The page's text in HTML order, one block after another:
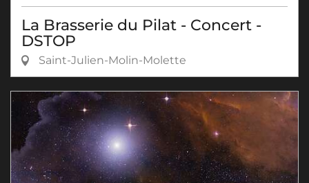
La Brasserie du Pilat - Concert -
DSTOP
Saint-Julien-Molin-Molette